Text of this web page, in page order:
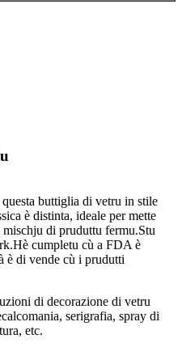
buttiglia di vetru in stile
è distinta, ideale per mette
di pruduttu fermu.Stu
cumpletu cù a FDA è
è di vende cù i prudutti
di decorazione di vetru
serigrafia, spray di
etc.